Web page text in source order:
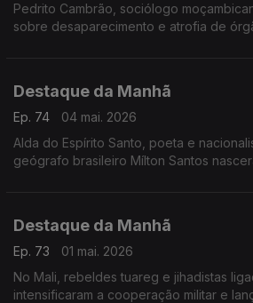
Pedrito Cambrão, sociólogo
sobre desaparecimento e atrofia de
Destaque da Manhã
Ep. 74
04 mai. 2026
Alda do Espírito Santo, poeta e
geógrafo brasileiro Mílton Santos
Destaque da Manhã
Ep. 73
01 mai. 2026
No Mali, rebeldes tuareg e jihadistas
intensificaram a cooperação militar e